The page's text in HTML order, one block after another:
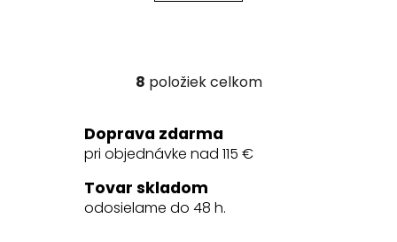
O
l
á
a
c
8 položiek celkom
Doprava zdarma
pri objednávke nad 115 €
Tovar skladom
odosielame do 48 h.